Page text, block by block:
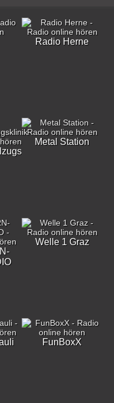
Radio Herne
Metal Station
Welle 1 Graz
FunBoxX